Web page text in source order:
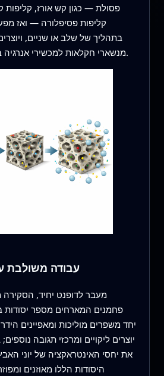
פסולת — כגון קש אורז, קליפות
קליפות פסיפלורה — ואז
בתהליך של שלב או שניים,
מנשארי חקלאות למכשירי אנרגיה בעלי ביצועים גבוהים.
עבודה משולבת
מעבר לדופנט יחיד,
פחמנים המארחים מספר יסודות
יחד משפרים מוליכות ומאפיינים
יוצרים ליקויים ומרכזי תגובה
את יחסי האינטראקציה של יוני
היסודות הללו מאוזנים